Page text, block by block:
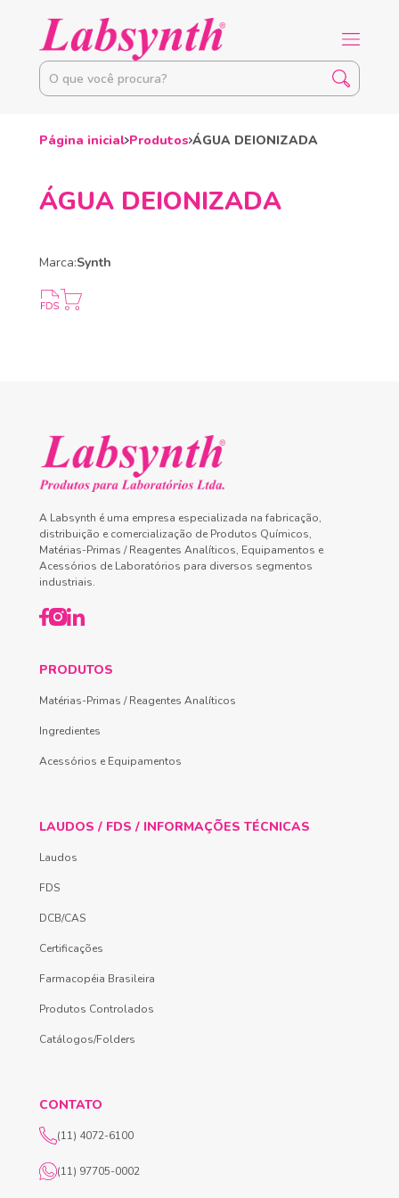
Página inicial Produtos ÁGUA DEIONIZADA
ÁGUA DEIONIZADA
Marca:Synth
A Labsynth é uma empresa especializada na fabricação,
distribuição e comercialização de Produtos Químicos,
Matérias-Primas / Reagentes Analíticos, Equipamentos e
Acessórios de Laboratórios para diversos segmentos
industriais.
PRODUTOS
Matérias-Primas / Reagentes Analíticos
Ingredientes
Acessórios e Equipamentos
LAUDOS / FDS / INFORMAÇÕES TÉCNICAS
Laudos
FDS
DCB/CAS
Certificações
Farmacopéia Brasileira
Produtos Controlados
Catálogos/Folders
CONTATO
(11) 4072-6100
(11) 97705-0002